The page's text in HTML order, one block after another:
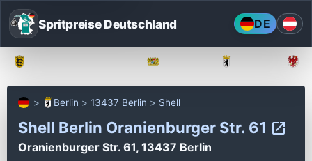
Spritpreise Deutschland DE
Berlin 13437 Berlin Shell
Shell Berlin Oranienburger Str. 61
Oranienburger Str. 61, 13437 Berlin